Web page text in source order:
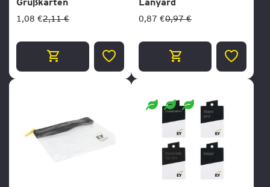
Grußkarten
1,08 €2,11 €
ZUR
WUNSCHLISTE
HINZUFÜGEN
Lanyard
0,87 €0,97 €
ZUR